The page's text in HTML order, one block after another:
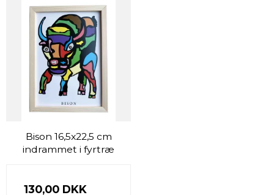
Bison 16,5x22,5 cm
indrammet i fyrtræ
130,00 DKK